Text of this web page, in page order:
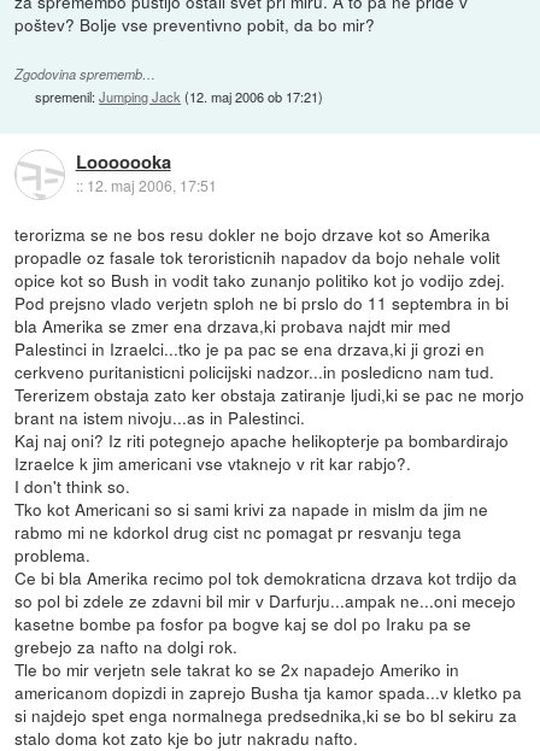
poštev? Bolje vse preventivno pobit, da bo mir?
Zgodovina sprememb…
spremenil:Jumping Jack (12. maj 2006 ob 17:21)
Looooooka
:: 12. maj 2006, 17:51
terorizma se ne bos resu dokler ne bojo drzave kot so Amerika
propadle oz fasale tok teroristicnih napadov da bojo nehale volit
opice kot so Bush in vodit tako zunanjo politiko kot jo vodijo zdej.
Pod prejsno vlado verjetn sploh ne bi prslo do 11 septembra in bi
bla Amerika se zmer ena drzava,ki probava najdt mir med
Palestinci in Izraelci...tko je pa pac se ena drzava,ki ji grozi en
cerkveno puritanisticni policijski nadzor...in posledicno nam tud.
Tererizem obstaja zato ker obstaja zatiranje ljudi,ki se pac ne morjo
brant na istem nivoju...as in Palestinci.
Kaj naj oni? Iz riti potegnejo apache helikopterje pa bombardirajo
Izraelce k jim americani vse vtaknejo v rit kar rabjo?.
I don't think so.
Tko kot Americani so si sami krivi za napade in mislm da jim ne
rabmo mi ne kdorkol drug cist nc pomagat pr resvanju tega
problema.
Ce bi bla Amerika recimo pol tok demokraticna drzava kot trdijo da
so pol bi zdele ze zdavni bil mir v Darfurju...ampak ne...oni mecejo
kasetne bombe pa fosfor pa bogve kaj se dol po Iraku pa se
grebejo za nafto na dolgi rok.
Tle bo mir verjetn sele takrat ko se 2x napadejo Ameriko in
americanom dopizdi in zaprejo Busha tja kamor spada...v kletko pa
si najdejo spet enga normalnega predsednika,ki se bo bl sekiru za
stalo doma kot zato kje bo jutr nakradu nafto.